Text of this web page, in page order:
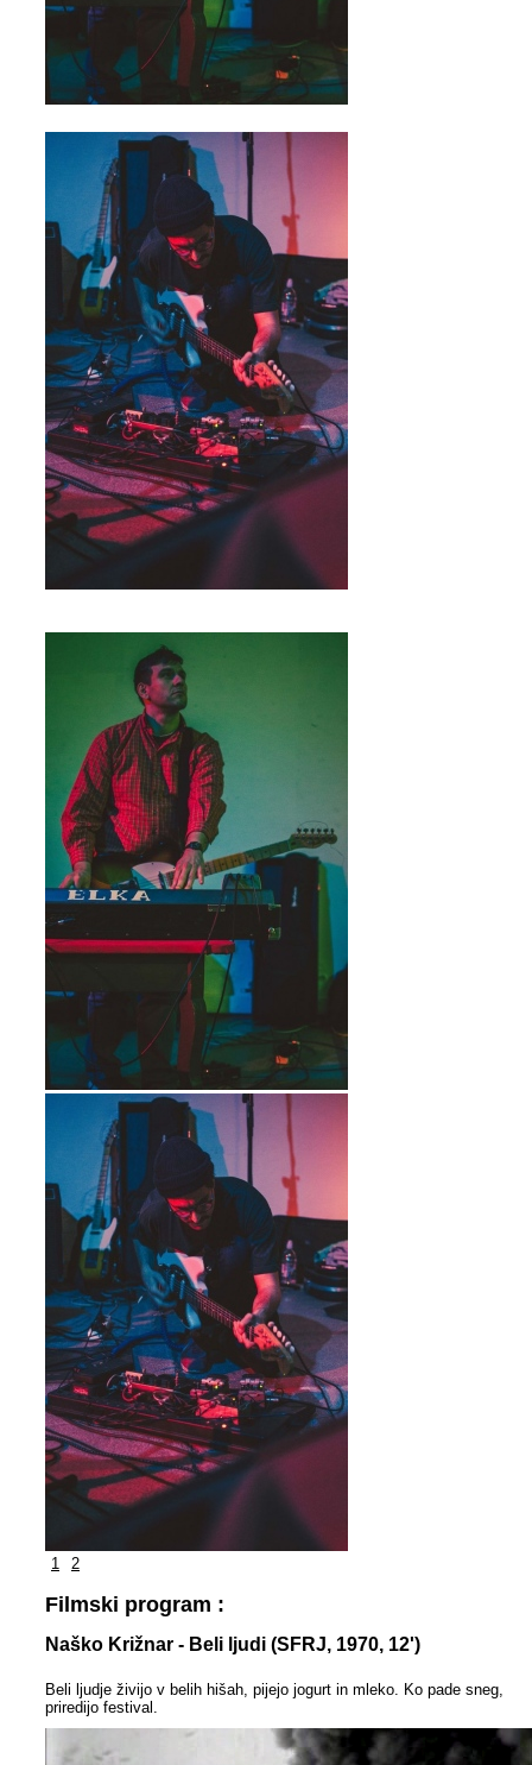
1 2
Filmski program :
Naško Križnar - Beli ljudi (SFRJ, 1970, 12')
Beli ljudje živijo v belih hišah, pijejo jogurt in mleko. Ko pade sneg,
priredijo festival.